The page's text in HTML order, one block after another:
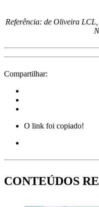
Referência: de Oliveira
Compartilhar:
O link foi copiado!
CONTEÚDOS